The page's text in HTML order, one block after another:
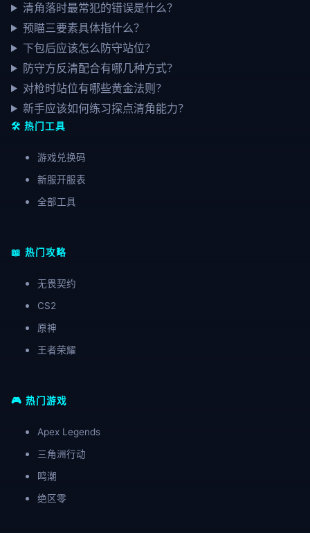
清角落时最常犯的错误是什么？
预瞄三要素具体指什么？
下包后应该怎么防守站位？
防守方反清配合有哪几种方式？
对枪时站位有哪些黄金法则？
新手应该如何练习探点清角能力？
🛠️ 热门工具
游戏兑换码
新服开服表
全部工具
📖 热门攻略
无畏契约
CS2
原神
王者荣耀
🎮 热门游戏
Apex Legends
三角洲行动
鸣潮
绝区零